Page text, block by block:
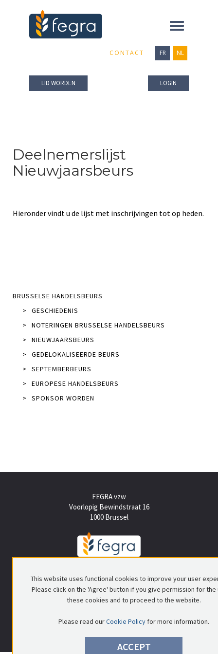
Toggle
CONTACT FR NL
LID WORDEN LOGIN
Deelnemerslijst
Nieuwjaarsbeurs
Hieronder vindt u de lijst met inschrijvingen tot op heden.
BRUSSELSE HANDELSBEURS
>
GESCHIEDENIS
>
NOTERINGEN BRUSSELSE HANDELSBEURS
>
NIEUWJAARSBEURS
>
GEDELOKALISEERDE BEURS
>
SEPTEMBERBEURS
>
EUROPESE HANDELSBEURS
>
SPONSOR WORDEN
FEGRA vzw
Voorlopig Bewindstraat 16
1000 Brussel
info@fegra.be
RPR Brussel|© FEGRA|Privacy policy|Disclaimer
This website uses functional cookies to improve your user
Please click on the 'Agree' button if you give permission for the
these cookies and to proceed to the website.
Please read ourCookie Policy for more information.
ACCEPT